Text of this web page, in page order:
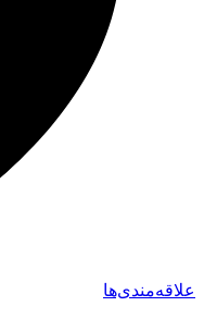
علاقه‌مندی‌ها